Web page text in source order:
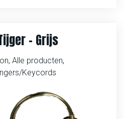
– Grijs
, Alle producten,
Keycords